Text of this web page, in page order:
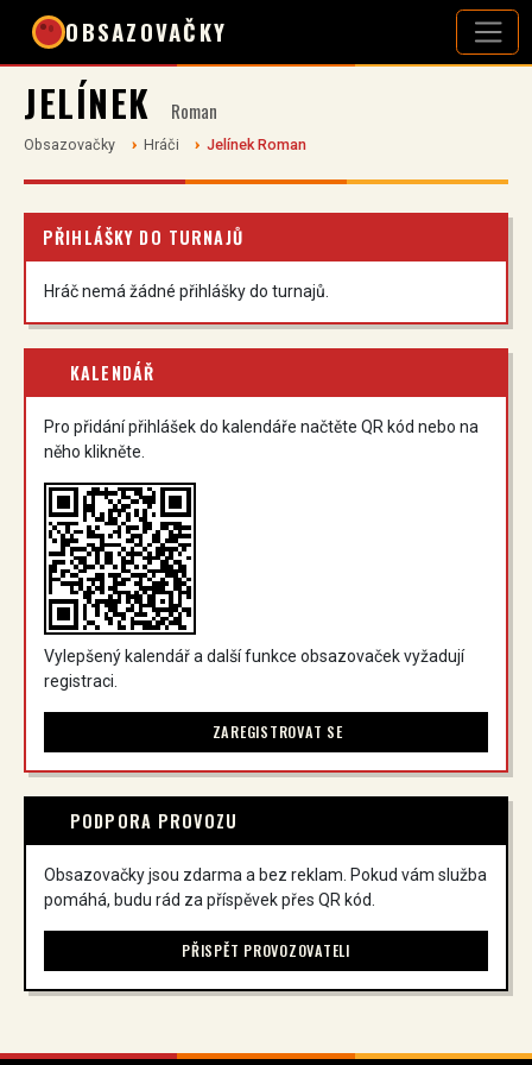
OBSAZOVAČKY
JELÍNEK Roman
Obsazovačky Hráči Jelínek Roman
PŘIHLÁŠKY DO TURNAJŮ
Hráč nemá žádné přihlášky do turnajů.
KALENDÁŘ
Pro přidání přihlášek do kalendáře načtěte QR kód nebo na
něho klikněte.
Vylepšený kalendář a další funkce obsazovaček vyžadují
registraci.
ZAREGISTROVAT SE
PODPORA PROVOZU
Obsazovačky jsou zdarma a bez reklam. Pokud vám služba
pomáhá, budu rád za příspěvek přes QR kód.
PŘISPĚT PROVOZOVATELI